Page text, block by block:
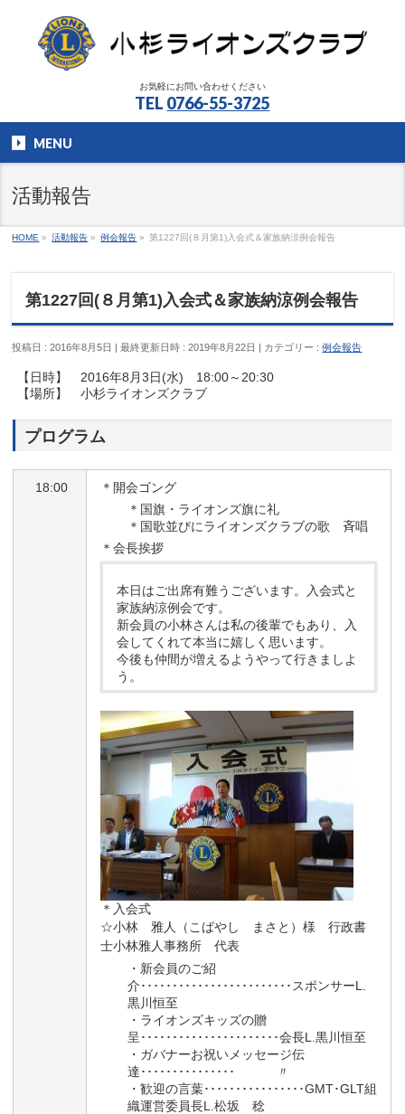
お気軽にお問い合わせください
TEL 0766-55-3725
MENU
活動報告
HOME » 活動報告 » 例会報告 » 第1227回(８月第1)入会式＆家族納涼例会報告
第1227回(８月第1)入会式＆家族納涼例会報告
投稿日 : 2016年8月5日 最終更新日時 : 2019年8月22日 カテゴリー :例会報告
【日時】 2016年8月3日(水) 18:00～20:30
【場所】 小杉ライオンズクラブ
プログラム
18:00
＊開会ゴング
＊国旗・ライオンズ旗に礼
＊国歌並びにライオンズクラブの歌 斉唱
＊会長挨拶
本日はご出席有難うございます。入会式と
家族納涼例会です。
新会員の小林さんは私の後輩でもあり、入
会してくれて本当に嬉しく思います。
今後も仲間が増えるようやって行きましよ
う。
＊入会式
☆小林 雅人（こばやし まさと）様 行政書
士小林雅人事務所 代表
・新会員のご紹
介････････････････････････スポンサーL.
黒川恒至
・ライオンズキッズの贈
呈･･････････････････････会長L.黒川恒至
・ガバナーお祝いメッセージ伝
達･･･････････････ 〃
・歓迎の言葉････････････････GMT･GLT組
織運営委員長L.松坂 稔